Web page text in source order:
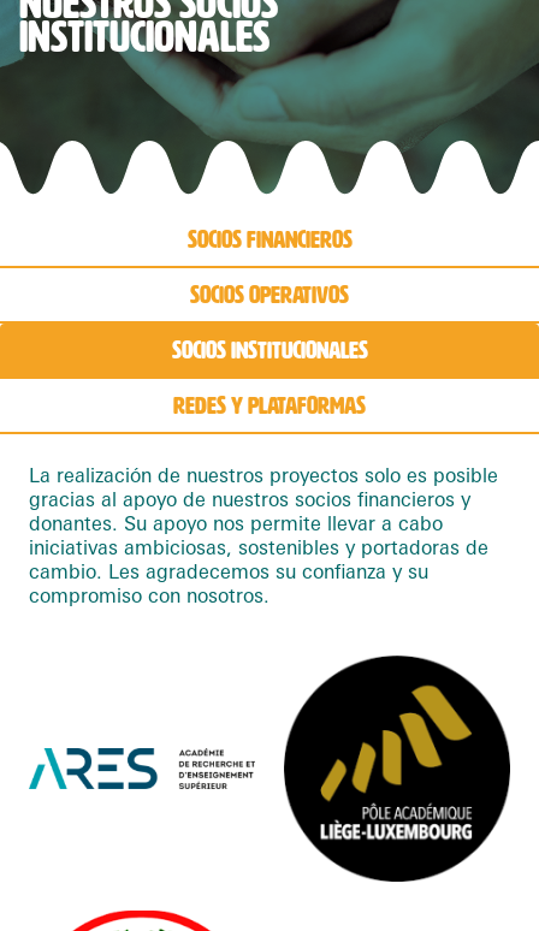
INSTITUCIONALES
Socios financieros
Socios operativos
Socios institucionales
Redes y plataformas
La realización de nuestros proyectos solo es posible
gracias al apoyo de nuestros socios financieros y
donantes. Su apoyo nos permite llevar a cabo
iniciativas ambiciosas, sostenibles y portadoras de
cambio. Les agradecemos su confianza y su
compromiso con nosotros.